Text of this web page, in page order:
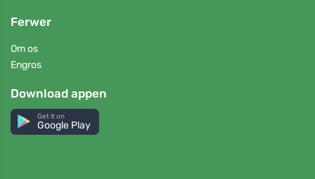
Ferwer
Om os
Engros
Download appen
Get it on
Google Play